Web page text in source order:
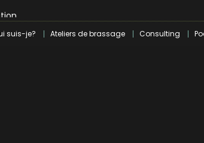
à Marseille
brassicole
suis-je? Ateliers de brassage Consulting